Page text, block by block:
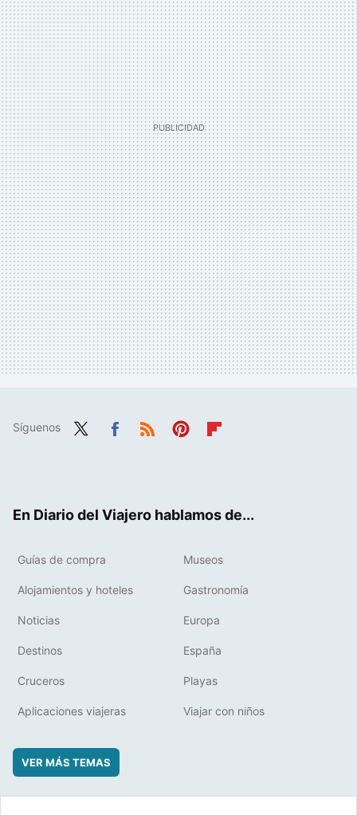
Síguenos
En Diario del Viajero hablamos de...
Guías de compra Museos
Alojamientos y hoteles Gastronomía
Noticias Europa
Destinos España
Cruceros Playas
Aplicaciones viajeras Viajar con niños
VER MÁS TEMAS